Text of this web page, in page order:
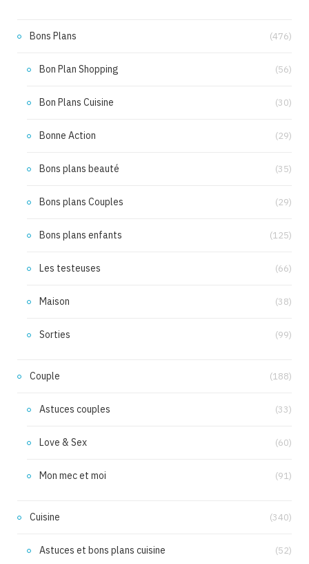
Bons Plans (476)
Bon Plan Shopping (56)
Bon Plans Cuisine (30)
Bonne Action (29)
Bons plans beauté (35)
Bons plans Couples (29)
Bons plans enfants (125)
Les testeuses (66)
Maison (38)
Sorties (99)
Couple (188)
Astuces couples (33)
Love & Sex (60)
Mon mec et moi (91)
Cuisine (340)
Astuces et bons plans cuisine (52)